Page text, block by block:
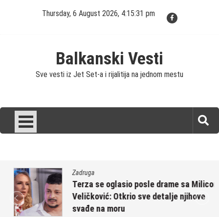
Thursday, 6 August 2026, 4:15:32 pm
Balkanski Vesti
Sve vesti iz Jet Set-a i rijalitija na jednom mestu
Zadruga
Terza se oglasio posle drame sa Milicom
Veličković: Otkrio sve detalje njihove
svađe na moru